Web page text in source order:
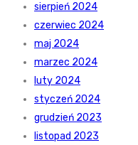
sierpień 2024
czerwiec 2024
maj 2024
marzec 2024
luty 2024
styczeń 2024
grudzień 2023
listopad 2023